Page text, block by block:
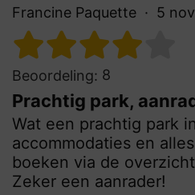
Francine Paquette 5
Beoordeling: 8
Prachtig park,
Wat een prachtig park
accommodaties en
boeken via de
Zeker een aanrader!